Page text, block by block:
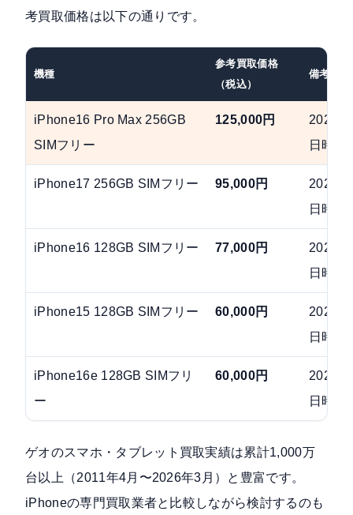
考買取価格は以下の通りです。
機種
参考買取価格
（税込）
備考
iPhone16 Pro Max 256GB
SIMフリー
125,000円
2026
日時点
iPhone17 256GB SIMフリー 95,000円
2026
日時点
iPhone16 128GB SIMフリー 77,000円
2026
日時点
iPhone15 128GB SIMフリー 60,000円
2026
日時点
iPhone16e 128GB SIMフリ
ー
60,000円
2026
日時点
ゲオのスマホ・タブレット買取実績は累計1,000万
台以上（2011年4月〜2026年3月） と豊富です。
iPhoneの専門買取業者と比較しながら検討するのも